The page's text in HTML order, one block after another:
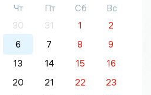
Чт Пт Сб
Вс
30 31 1
2
6 7 8
9
13 14 15
16
20 21 22
23